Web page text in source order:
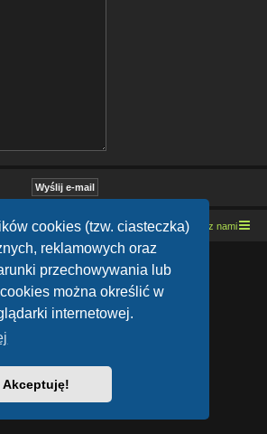
cookies (tzw. ciasteczka)
reklamowych oraz
przechowywania lub
można określić w
internetowej.
Akceptuję!
forum motocyklowe Kontakt z nami
Lime style created by Melvin García
Co-Author:MannixMD
Style Version: 1.1.9
phpBB ® Forum Software © phpBB Limited
pakiet językowy dostarczaphpBB.pl
danych osobowych